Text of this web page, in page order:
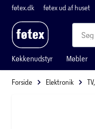
føtex.dk føtex ud af huset
Køkkenudstyr Møbler
Forside Elektronik